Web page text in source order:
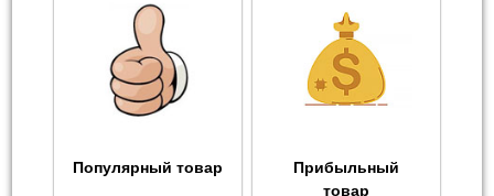
Популярный товар
Прибыльный
товар